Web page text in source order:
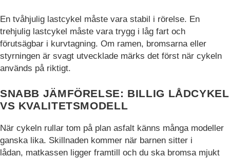
En tvåhjulig lastcykel måste vara stabil i rörelse. En
trehjulig lastcykel måste vara trygg i låg fart och
förutsägbar i kurvtagning. Om ramen, bromsarna eller
styrningen är svagt utvecklade märks det först när cykeln
används på riktigt.
SNABB JÄMFÖRELSE: BILLIG LÅDCYKEL
VS KVALITETSMODELL
När cykeln rullar tom på plan asfalt känns många modeller
ganska lika. Skillnaden kommer när barnen sitter i
lådan, matkassen ligger framtill och du ska bromsa mjukt
för besökarna. Om
du nekar dessa
cookies kommer
viss funktionalitet
att försvinna från
hemsidan.
Marknadsföring
Marknadsförings-
för att leverera
besökare med
anpassade